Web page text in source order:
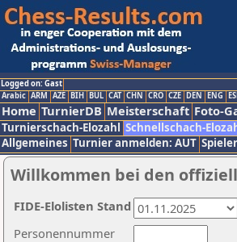
Logged on: Gast
Arabic ARM AZE BIH BUL CAT CHN CRO CZE DEN ENG
Home TurnierDB Meisterschaft Foto-
Turnierschach-Elozahl Schnellschach-
Allgemeines Turnier anmelden: AUT
Willkommen bei den
Personennummer
FIDE-Elolisten Stand